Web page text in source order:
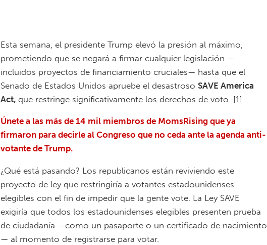
Esta semana, el presidente Trump elevó la presión al máximo,
prometiendo que se negará a firmar cualquier legislación —
incluidos proyectos de financiamiento cruciales— hasta que el
Senado de Estados Unidos apruebe el desastroso SAVE America
Act, que restringe significativamente los derechos de voto. [1]
Únete a las más de 14 mil miembros de MomsRising que ya
firmaron para decirle al Congreso que no ceda ante la agenda anti-
votante de Trump.
¿Qué está pasando? Los republicanos están reviviendo este
proyecto de ley que restringiría a votantes estadounidenses
elegibles con el fin de impedir que la gente vote. La Ley SAVE
exigiría que todos los estadounidenses elegibles presenten prueba
de ciudadanía —como un pasaporte o un certificado de nacimiento
— al momento de registrarse para votar.